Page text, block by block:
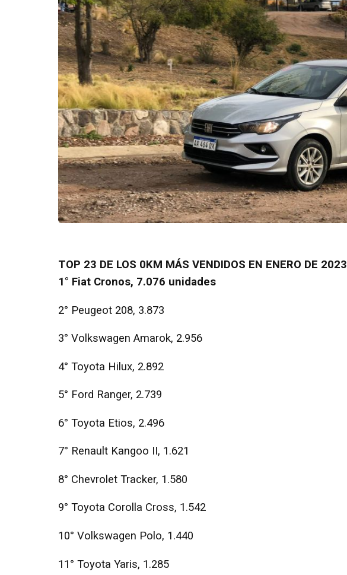
TOP 23 DE LOS 0KM MÁS VENDIDOS EN ENERO DE 2023
1° Fiat Cronos, 7.076 unidades
2° Peugeot 208, 3.873
3° Volkswagen Amarok, 2.956
4° Toyota Hilux, 2.892
5° Ford Ranger, 2.739
6° Toyota Etios, 2.496
7° Renault Kangoo II, 1.621
8° Chevrolet Tracker, 1.580
9° Toyota Corolla Cross, 1.542
10° Volkswagen Polo, 1.440
11° Toyota Yaris, 1.285